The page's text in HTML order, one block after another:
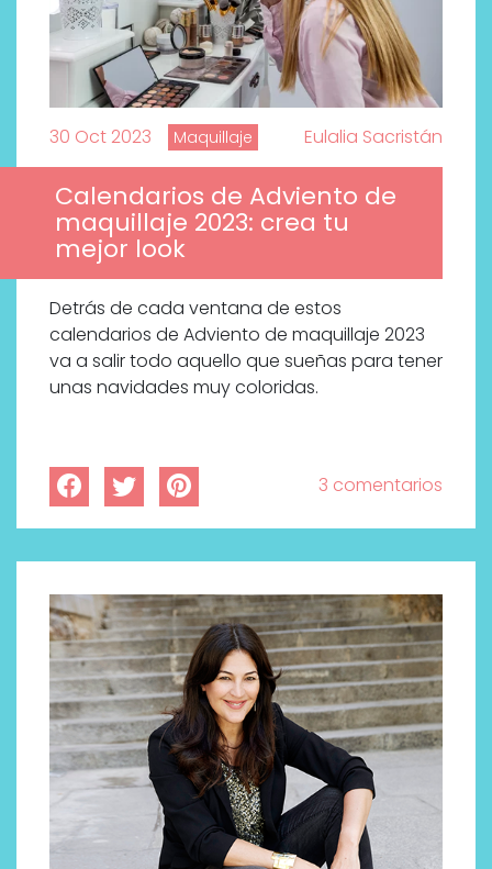
30 Oct 2023 Maquillaje Eulalia Sacristán
Calendarios de Adviento de
maquillaje 2023: crea tu
mejor look
Detrás de cada ventana de estos
calendarios de Adviento de maquillaje 2023
va a salir todo aquello que sueñas para tener
unas navidades muy coloridas.
3 comentarios